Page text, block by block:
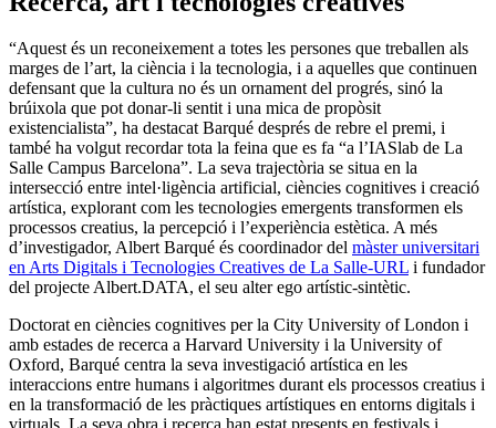
“Aquest és un reconeixement a totes les persones que treballen als
marges de l’art, la ciència i la tecnologia, i a aquelles que continuen
defensant que la cultura no és un ornament del progrés, sinó la
brúixola que pot donar-li sentit i una mica de propòsit
existencialista”, ha destacat Barqué després de rebre el premi, i
també ha volgut recordar tota la feina que es fa “a l’IASlab de La
Salle Campus Barcelona”. La seva trajectòria se situa en la
intersecció entre intel·ligència artificial, ciències cognitives i creació
artística, explorant com les tecnologies emergents transformen els
processos creatius, la percepció i l’experiència estètica. A més
d’investigador, Albert Barqué és coordinador del màster universitari
en Arts Digitals i Tecnologies Creatives de La Salle-URL i fundador
del projecte Albert.DATA, el seu alter ego artístic-sintètic.
Doctorat en ciències cognitives per la City University of London i
amb estades de recerca a Harvard University i la University of
Oxford, Barqué centra la seva investigació artística en les
interaccions entre humans i algoritmes durant els processos creatius i
en la transformació de les pràctiques artístiques en entorns digitals i